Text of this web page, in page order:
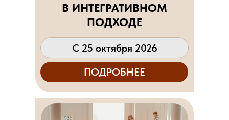
С 25 октября 2026
ПОДРОБНЕЕ
В ИНТЕГРАТИВНОМ
ПОДХОДЕ